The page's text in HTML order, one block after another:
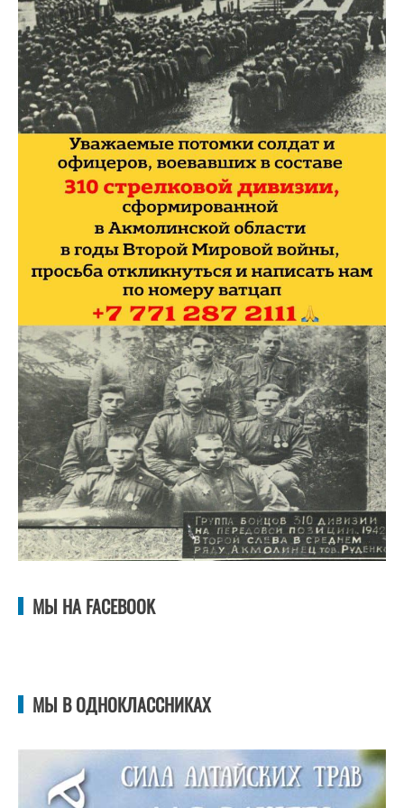
МЫ НА FACEBOOK
МЫ В ОДНОКЛАССНИКАХ